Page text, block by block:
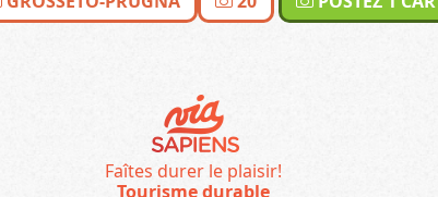
Faîtes durer le plaisir!
Tourisme durable